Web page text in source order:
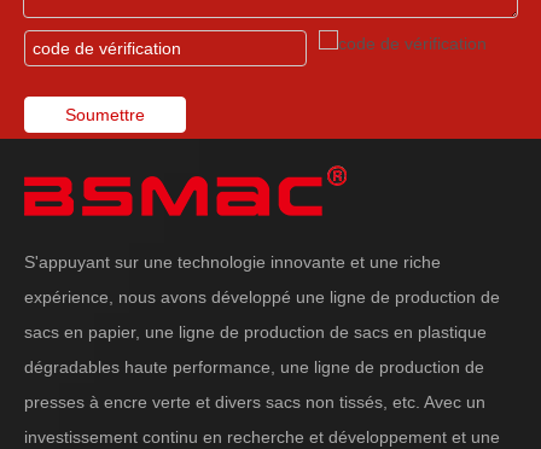
Soumettre
S'appuyant sur une technologie innovante et une riche
expérience, nous avons développé une ligne de production de
sacs en papier, une ligne de production de sacs en plastique
dégradables haute performance, une ligne de production de
presses à encre verte et divers sacs non tissés, etc. Avec un
investissement continu en recherche et développement et une